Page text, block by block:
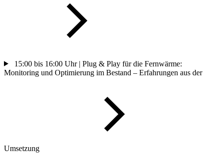
15:00 bis 16:00 Uhr | Plug & Play für die Fernwärme:
Monitoring und Optimierung im Bestand – Erfahrungen aus der
Umsetzung